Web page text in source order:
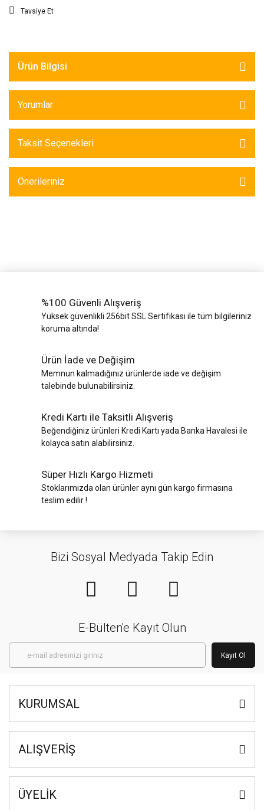
Tavsiye Et
Ürün Bilgisi
Yorumlar
Taksit Seçenekleri
Önerileriniz
%100 Güvenli Alışveriş
Yüksek güvenlikli 256bit SSL Sertifikası ile tüm bilgileriniz
koruma altında!
Ürün İade ve Değişim
Memnun kalmadığınız ürünlerde iade ve değişim
talebinde bulunabilirsiniz.
Kredi Kartı ile Taksitli Alışveriş
Beğendiğiniz ürünleri Kredi Kartı yada Banka Havalesi ile
kolayca satın alabilirsiniz.
Süper Hızlı Kargo Hizmeti
Stoklarımızda olan ürünler aynı gün kargo firmasına
teslim edilir !
Bizi Sosyal Medyada Takip Edin
E-Bülten'e Kayıt Olun
Kayıt Ol
KURUMSAL
ALIŞVERİŞ
ÜYELİK